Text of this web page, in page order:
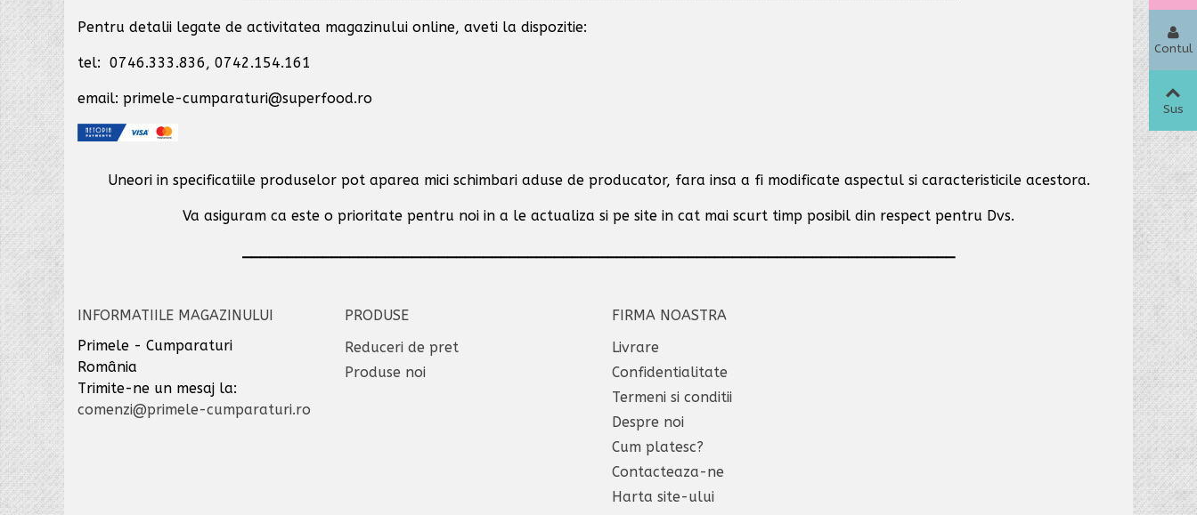
Pentru detalii legate de activitatea magazinului online, aveti la dispozitie:
tel: 0746.333.836, 0742.154.161
email: primele-cumparaturi@superfood.ro
Uneori in specificatiile produselor pot aparea mici schimbari aduse de producator, fara insa a fi modificate aspectul si caracteristicile acestora.
Va asiguram ca este o prioritate pentru noi in a le actualiza si pe site in cat mai scurt timp posibil din respect pentru Dvs.
INFORMATIILE MAGAZINULUI
Primele - Cumparaturi
România
Trimite-ne un mesaj la:
comenzi@primele-cumparaturi.ro
PRODUSE
Reduceri de pret
Produse noi
FIRMA NOASTRA
Livrare
Confidentialitate
Termeni si conditii
Despre noi
Cum platesc?
Contacteaza-ne
Harta site-ului
Contul
Sus